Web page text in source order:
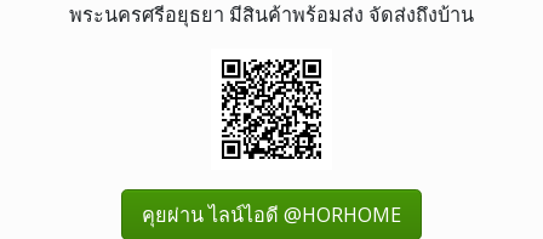
พระนครศรีอยุธยา มีสินค้าพร้อมส่ง จัดส่งถึงบ้าน
คุยผ่าน ไลน์ไอดี @HORHOME